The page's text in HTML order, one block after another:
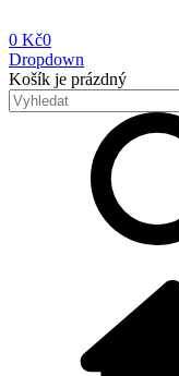
0 Kč0
Dropdown
Košík je prázdný